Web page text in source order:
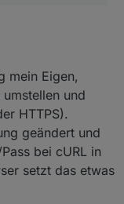
getestet. Ab
über user und
Aufrufe (so)
Upgrade des
2.x auf 3.0.7
nicht mehr. Ich
und es
wieder.
mein Eigen,
und
HTTPS).
geändert und
bei cURL in
setzt das etwas